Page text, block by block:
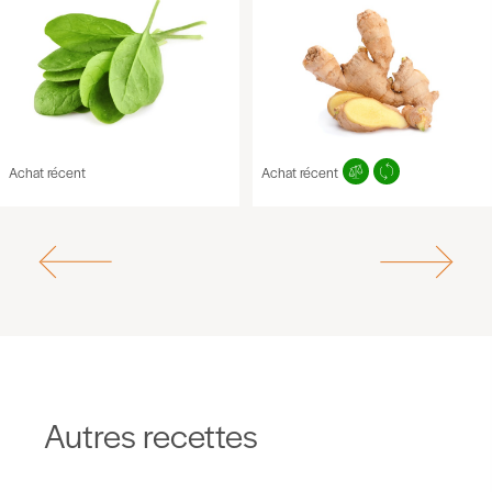
Achat récent Achat récent
Autres recettes